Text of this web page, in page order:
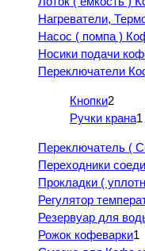
Нагреватели,
Насос ( помпа )
Носики подачи
Переключатели
Кнопки2
Ручки крана1
Переключатель (
Переходники
Прокладки (
Регулятор
Резервуар для
Рожок кофеварки1